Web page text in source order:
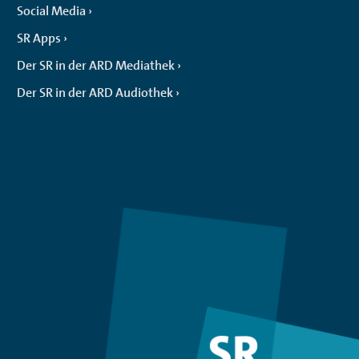
Social Media
SR Apps
Der SR in der ARD Mediathek
Der SR in der ARD Audiothek